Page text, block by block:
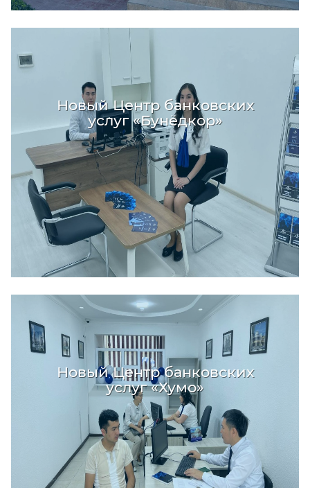
Новый Центр банковских
услуг «Бунёдкор»
Новый Центр банковских
услуг «Хумо»